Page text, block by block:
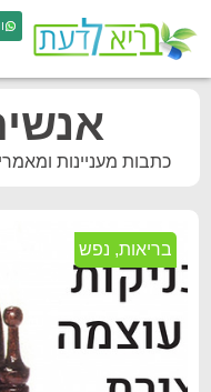
כתבות מעניינות
בריאות, נפש